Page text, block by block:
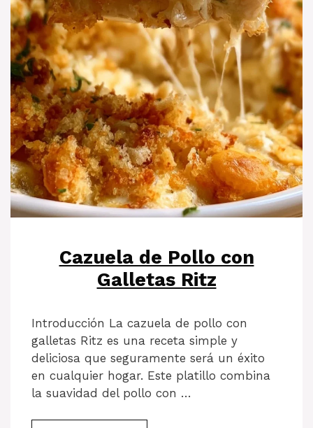
Cazuela de Pollo con
Galletas Ritz
Introducción La cazuela de pollo con
galletas Ritz es una receta simple y
deliciosa que seguramente será un éxito
en cualquier hogar. Este platillo combina
la suavidad del pollo con …